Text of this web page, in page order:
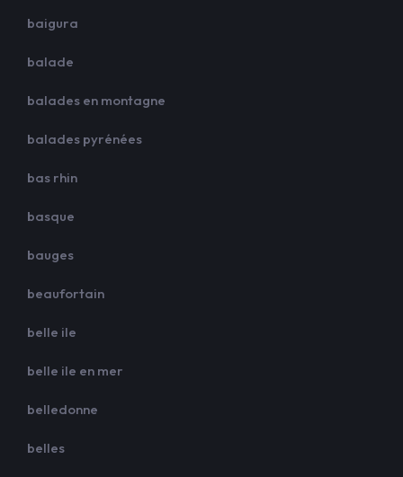
baigura
balade
balades en montagne
balades pyrénées
bas rhin
basque
bauges
beaufortain
belle ile
belle ile en mer
belledonne
belles